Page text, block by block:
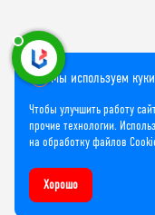
Мы используем куки
Чтобы улучшить работу
прочие технологии.
на обработку файлов
Хорошо